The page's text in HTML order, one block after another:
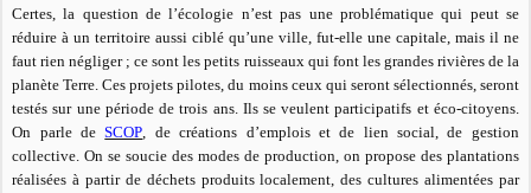
Certes, la question de l’écologie n’est pas une problématique qui peut se
réduire à un territoire aussi ciblé qu’une ville, fut-elle une capitale, mais il ne
faut rien négliger ; ce sont les petits ruisseaux qui font les grandes rivières de la
planète Terre. Ces projets pilotes, du moins ceux qui seront sélectionnés, seront
testés sur une période de trois ans. Ils se veulent participatifs et éco-citoyens.
On parle deSCOP , de créations d’emplois et de lien social, de gestion
collective. On se soucie des modes de production, on propose des plantations
réalisées à partir de déchets produits localement, des cultures alimentées par